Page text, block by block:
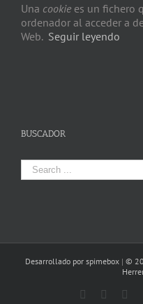
Una cookie es un fichero
ordenador al acceder a
Web. Seguir leyendo
BUSCADOR
Search
for:
Desarrollado por spimebox| ©
Facebook